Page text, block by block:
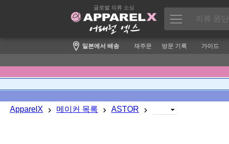
글로벌 의류 소싱
일본에서 배송 재주문 방문 기록 가이드
ApparelX › 메이커 목록 › ASTOR ›